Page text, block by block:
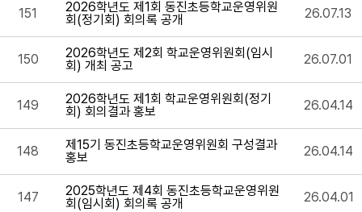
151
2026학년도 제1회 동진초등학교운영위원
회(정기회) 회의록 공개
26.07.13
150
2026학년도 제2회 학교운영위원회(임시
회) 개최 공고
26.07.01
149
2026학년도 제1회 학교운영위원회(정기
회) 회의결과 홍보
26.04.14
148
제15기 동진초등학교운영위원회 구성결과
홍보
26.04.14
147
2025학년도 제4회 동진초등학교운영위원
회(임시회) 회의록 공개
26.04.01